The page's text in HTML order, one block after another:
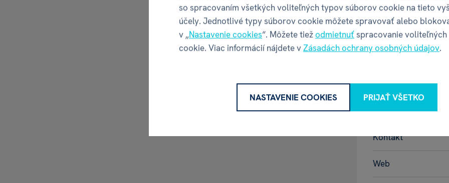
GPSR -
Adresa
Kontakt
Web
so spracovaním všetkých voliteľných typov súborov cookie na tieto
účely. Jednotlivé typy súborov cookie môžete spravovať alebo
v „Nastavenie cookies“. Môžete tiežodmietnuťspracovanie
cookie. Viac informácií nájdete vZásadách ochrany osobných údajov.
NASTAVENIE COOKIES PRIJAŤ VŠETKO